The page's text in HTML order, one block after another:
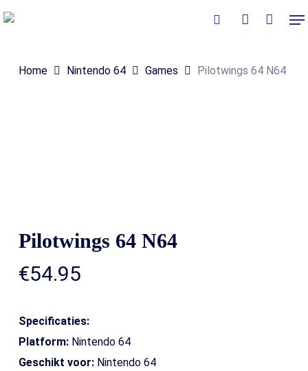
Skip
content
Home Nintendo 64 Games Pilotwings 64 N64
Pilotwings 64 N64
€54.95
Specificaties:
Platform:Nintendo 64
Geschikt voor:Nintendo 64